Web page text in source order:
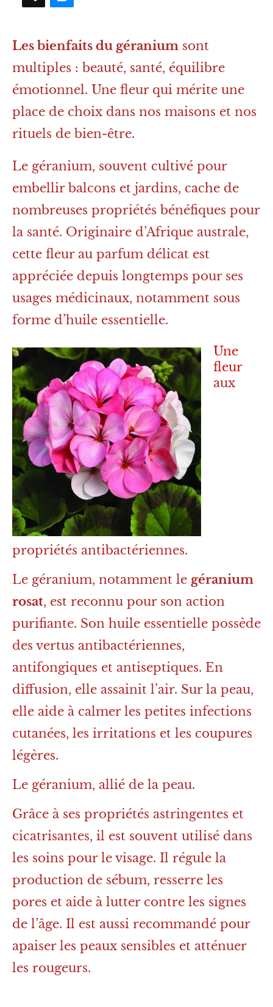
Les bienfaits du géranium sont
multiples : beauté, santé, équilibre
émotionnel. Une fleur qui mérite une
place de choix dans nos maisons et nos
rituels de bien-être.
Le géranium, souvent cultivé pour
embellir balcons et jardins, cache de
nombreuses propriétés bénéfiques pour
la santé. Originaire d’Afrique australe,
cette fleur au parfum délicat est
appréciée depuis longtemps pour ses
usages médicinaux, notamment sous
forme d’huile essentielle.
Une
fleur
aux
propriétés antibactériennes.
Le géranium, notamment le géranium
rosat, est reconnu pour son action
purifiante. Son huile essentielle possède
des vertus antibactériennes,
antifongiques et antiseptiques. En
diffusion, elle assainit l’air. Sur la peau,
elle aide à calmer les petites infections
cutanées, les irritations et les coupures
légères.
Le géranium, allié de la peau.
Grâce à ses propriétés astringentes et
cicatrisantes, il est souvent utilisé dans
les soins pour le visage. Il régule la
production de sébum, resserre les
pores et aide à lutter contre les signes
de l’âge. Il est aussi recommandé pour
apaiser les peaux sensibles et atténuer
les rougeurs.